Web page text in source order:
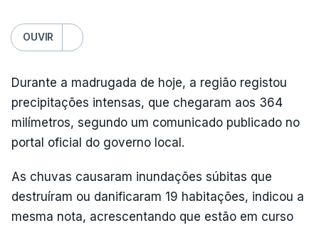
OUVIR
Durante a madrugada de hoje, a região registou
precipitações intensas, que chegaram aos 364
milímetros, segundo um comunicado publicado no
portal oficial do governo local.
As chuvas causaram inundações súbitas que
destruíram ou danificaram 19 habitações, indicou a
mesma nota, acrescentando que estão em curso